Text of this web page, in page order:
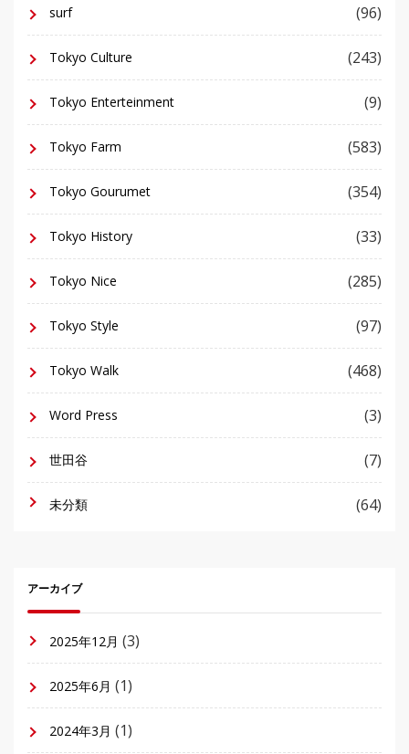
surf (96)
Tokyo Culture (243)
Tokyo Enterteinment (9)
Tokyo Farm (583)
Tokyo Gourumet (354)
Tokyo History (33)
Tokyo Nice (285)
Tokyo Style (97)
Tokyo Walk (468)
Word Press (3)
世田谷 (7)
未分類 (64)
アーカイブ
2025年12月 (3)
2025年6月 (1)
2024年3月 (1)